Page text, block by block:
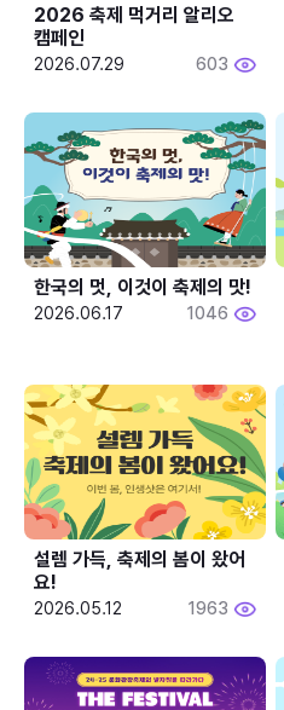
2026 축제 먹거리 알리오
캠페인
2026.07.29 603
한국의 멋, 이것이 축제의 맛!
2026.06.17 1046
설렘 가득, 축제의 봄이 왔어
요!
2026.05.12 1963